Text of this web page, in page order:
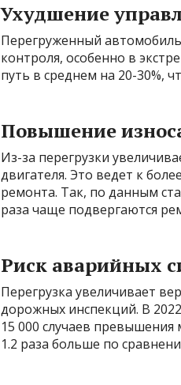
Ухудшение
Перегруженный
контроля, особенно в
путь в среднем на 20-30%,
Повышение
Из-за перегрузки
двигателя. Это ведет к
ремонта. Так, по данным
раза чаще подвергаются
Риск аварийных
Перегрузка увеличивает
дорожных инспекций. В
15 000 случаев
1.2 раза больше по